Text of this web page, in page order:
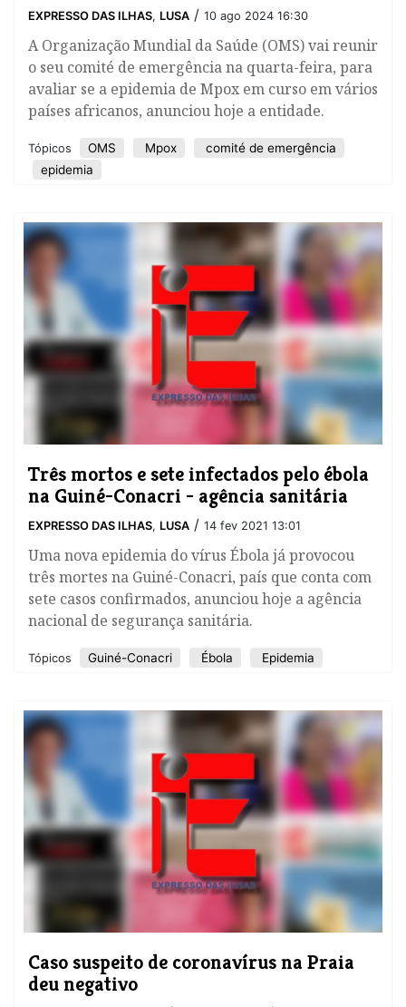
EXPRESSO DAS ILHAS, LUSA / 10 ago 2024 16:30
​A Organização Mundial da Saúde (OMS) vai reunir
o seu comité de emergência na quarta-feira, para
avaliar se a epidemia de Mpox em curso em vários
países africanos, anunciou hoje a entidade.
Tópicos OMS Mpox
comité de emergência
epidemia
Três mortos e sete infectados pelo ébola
na Guiné-Conacri - agência sanitária
EXPRESSO DAS ILHAS, LUSA / 14 fev 2021 13:01
Uma nova epidemia do vírus Ébola já provocou
três mortes na Guiné-Conacri, país que conta com
sete casos confirmados, anunciou hoje a agência
nacional de segurança sanitária.
Tópicos Guiné-Conacri Ébola Epidemia
Caso suspeito de coronavírus na Praia
deu negativo